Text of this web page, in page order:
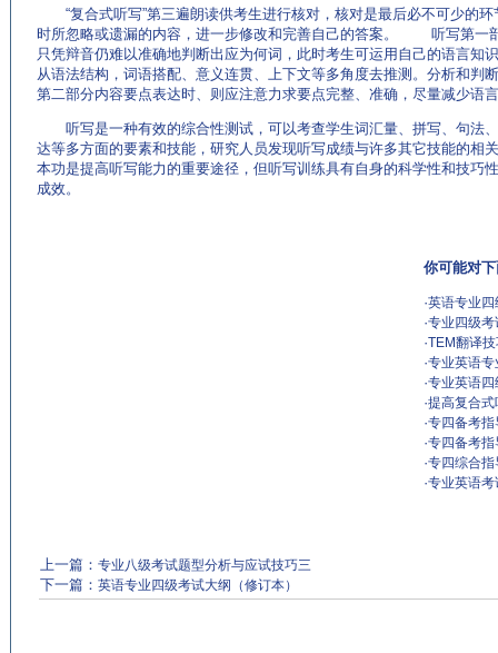
“复合式听写”第三遍朗读供考生进行核对，核对是最后必不可少的环
时所忽略或遗漏的内容，进一步修改和完善自己的答案。 听写第一
只凭辩音仍难以准确地判断出应为何词，此时考生可运用自己的语言知
从语法结构，词语搭配、意义连贯、上下文等多角度去推测。分析和判
第二部分内容要点表达时、则应注意力求要点完整、准确，尽量减少语
听写是一种有效的综合性测试，可以考查学生词汇量、拼写、句法
达等多方面的要素和技能，研究人员发现听写成绩与许多其它技能的相
本功是提高听写能力的重要途径，但听写训练具有自身的科学性和技巧
成效。
你可能对
·英语专业
·专业四级
·TEM翻译
·专业英语
·专业英语
·提高复合
·专四备考
·专四备考
·专四综合
·专业英语
上一篇： 专业八级考试题型分析与应试技巧三
下一篇： 英语专业四级考试大纲（修订本）